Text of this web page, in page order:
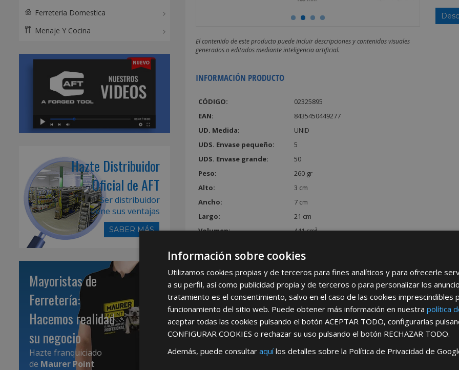
El contenido de este producto puede incluir descripciones y contenidos visuales
generados o editados mediante inteligencia artificial.
INFORMACIÓN PRODUCTO
CÓDIGO:
02325895
EAN:
8435450449277
UD. Medida:
UNID
UDS. Envase pequeño:
5
UDS. Envase grande:
50
Peso:
260 gr
Alto:
3 cm
Ancho:
7 cm
Largo:
21 cm
Volumen:
441 cm³
REGÍSTRATE PARA HACERTE
Desdeaquípodrá ver todas las
Rellene este formulario y nos pondremos en
Ferreteria Domestica
Menaje Y Cocina
Hazte Distribuidor
Oficial de AFT
Ser distribuidor
tiene sus ventajas
SABER MÁS
Mayoristas de
Ferretería:
Hacemos realidad
su negocio
Hazte franquiciado
de Maurer Point
Información sobre cookies
Utilizamos cookies propias y de terceros para fines analíticos y para ofrecerle
a su perfil, así como publicidad propia y de terceros o para personalizar los
tratamiento es el consentimiento, salvo en el caso de las cookies imprescindibles
funcionamiento del sitio web. Puede obtener más información en nuestra política
aceptar todas las cookies pulsando el botón ACEPTAR TODO, configurarlas
CONFIGURAR COOKIES o rechazar su uso pulsando el botón RECHAZAR TODO.
Además, puede consultar aquílos detalles sobre la Política de Privacidad de